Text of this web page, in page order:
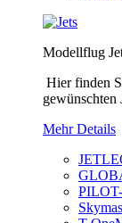
Modellflug
Hier finden
gewünschten
Mehr Details